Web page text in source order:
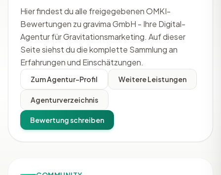
Hier findest du alle freigegebenen OMKI-
Bewertungen zu gravima GmbH - Ihre Digital-
Agentur für Gravitationsmarketing. Auf dieser
Seite siehst du die komplette Sammlung an
Erfahrungen und Einschätzungen.
Zum Agentur-Profil Weitere Leistungen
Agenturverzeichnis
Bewertung schreiben